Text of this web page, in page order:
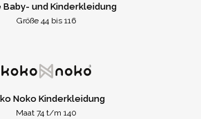
Baby- und Kinderkleidung
Größe 44 bis 116
Noko Kinderkleidung
Maat 74 t/m 140